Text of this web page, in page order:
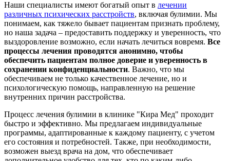
Наши специалисты имеют богатый опыт в лечении
различных психических расстройств, включая булимии. Мы
понимаем, как тяжело бывает пациентам признать проблему,
но наша задача – предоставить поддержку и уверенность, что
выздоровление возможно, если начать лечиться вовремя. Все
процессы лечения проводятся анонимно, чтобы
обеспечить пациентам полное доверие и уверенность в
сохранении конфиденциальности. Важно, что мы
обеспечиваем не только качественное лечение, но и
психологическую помощь, направленную на решение
внутренних причин расстройства.
Процесс лечения булимии в клинике "Кира Мед" проходит
быстро и эффективно. Мы предлагаем индивидуальные
программы, адаптированные к каждому пациенту, с учетом
его состояния и потребностей. Также, при необходимости,
возможен выезд врача на дом, что обеспечивает